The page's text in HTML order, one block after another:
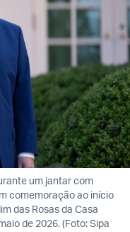
um jantar com
comemoração ao início
das Rosas da Casa
de 2026. (Foto: Sipa